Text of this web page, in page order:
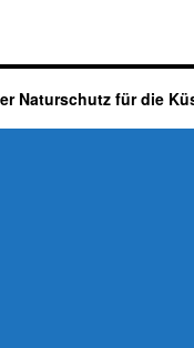
Naturschutz für die